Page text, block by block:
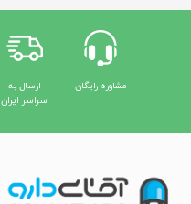
مشاوره رایگان
ارسال به
سراسر ایران